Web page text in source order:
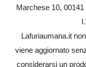
Marchese 10,
Lafuriaumana.it
viene aggiornato
considerarsi un